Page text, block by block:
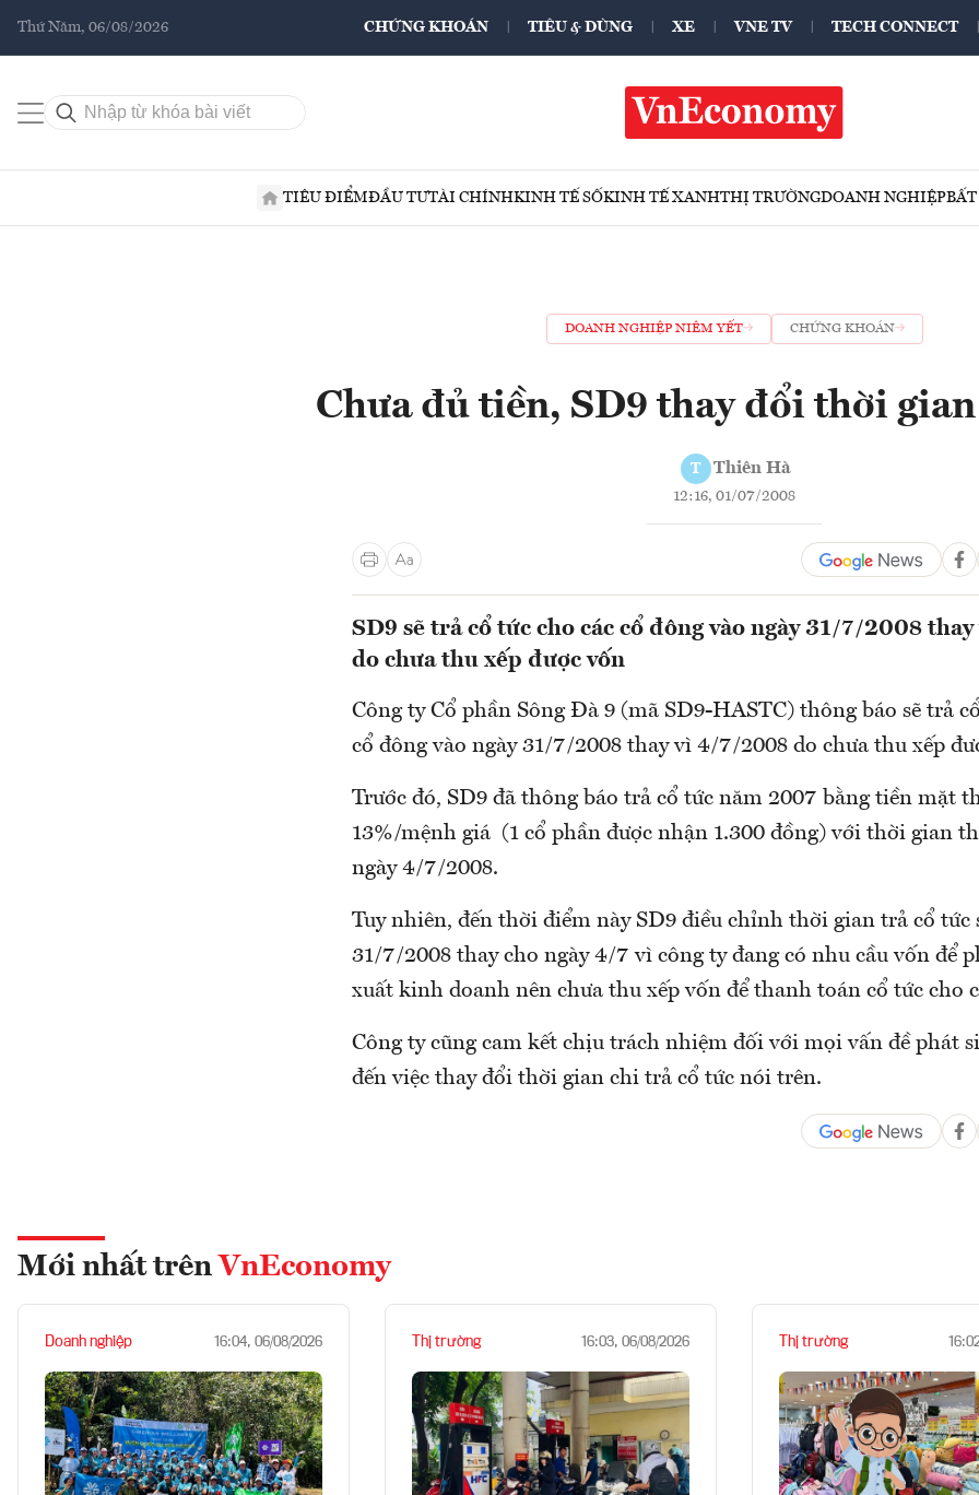
Thứ Năm, 06/08/2026 CHỨNG KHOÁN TIÊU & DÙNG XE VNE TV TECH CONNECT
TIÊU ĐIỂMĐẦU TƯTÀI CHÍNHKINH TẾ SỐKINH TẾ XANHTHỊ TRƯỜNGDOANH NGHIỆPBẤT
DOANH NGHIỆP NIÊM YẾT CHỨNG KHOÁN
Chưa đủ tiền, SD9 thay đổi thời
T Thiên Hà
12:16, 01/07/2008
SD9 sẽ trả cổ tức cho các cổ đông vào ngày 31/7/2008
do chưa thu xếp được vốn
Công ty Cổ phần Sông Đà 9 (mã SD9-HASTC) thông báo sẽ trả
cổ đông vào ngày 31/7/2008 thay vì 4/7/2008 do chưa thu xếp
Trước đó, SD9 đã thông báo trả cổ tức năm 2007 bằng tiền mặt
13%/mệnh giá (1 cổ phần được nhận 1.300 đồng) với thời gian
ngày 4/7/2008.
Tuy nhiên, đến thời điểm này SD9 điều chỉnh thời gian trả cổ tức
31/7/2008 thay cho ngày 4/7 vì công ty đang có nhu cầu vốn để
xuất kinh doanh nên chưa thu xếp vốn để thanh toán cổ tức cho
Công ty cũng cam kết chịu trách nhiệm đối với mọi vấn đề phát
đến việc thay đổi thời gian chi trả cổ tức nói trên.
Mới nhất trên VnEconomy
Doanh nghiệp 16:04, 06/08/2026 Thị trường 16:03, 06/08/2026 Thị trường